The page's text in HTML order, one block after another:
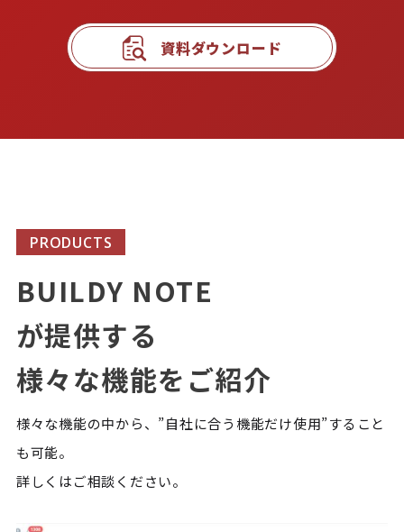
資料ダウンロード
PRODUCTS
BUILDY NOTE
が提供する
様々な機能をご紹介
様々な機能の中から、”自社に合う機能だけ使用”すること
も可能。
詳しくはご相談ください。